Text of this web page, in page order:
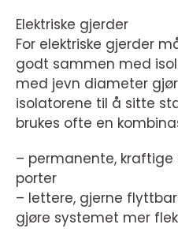
Elektriske gjerder
For elektriske gjerder
godt sammen med
med jevn diameter
isolatorene til å sitte
brukes ofte en
– permanente,
porter
– lettere, gjerne
gjøre systemet mer